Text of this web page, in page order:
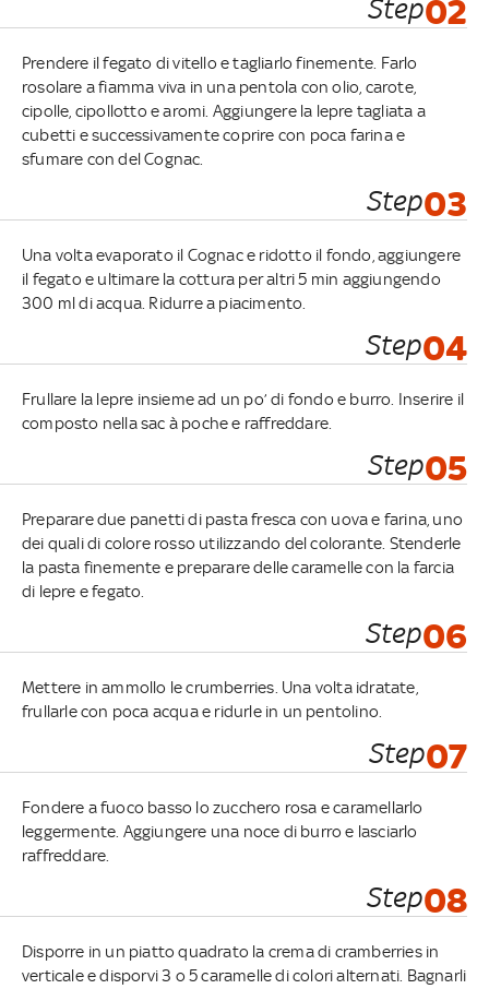
Step02
Prendere il fegato di vitello e tagliarlo finemente. Farlo
rosolare a fiamma viva in una pentola con olio, carote,
cipolle, cipollotto e aromi. Aggiungere la lepre tagliata a
cubetti e successivamente coprire con poca farina e
sfumare con del Cognac.
Step03
Una volta evaporato il Cognac e ridotto il fondo, aggiungere
il fegato e ultimare la cottura per altri 5 min aggiungendo
300 ml di acqua. Ridurre a piacimento.
Step04
Frullare la lepre insieme ad un po’ di fondo e burro. Inserire il
composto nella sac à poche e raffreddare.
Step05
Preparare due panetti di pasta fresca con uova e farina, uno
dei quali di colore rosso utilizzando del colorante. Stenderle
la pasta finemente e preparare delle caramelle con la farcia
di lepre e fegato.
Step06
Mettere in ammollo le crumberries. Una volta idratate,
frullarle con poca acqua e ridurle in un pentolino.
Step07
Fondere a fuoco basso lo zucchero rosa e caramellarlo
leggermente. Aggiungere una noce di burro e lasciarlo
raffreddare.
Step08
Disporre in un piatto quadrato la crema di cramberries in
verticale e disporvi 3 o 5 caramelle di colori alternati. Bagnarli